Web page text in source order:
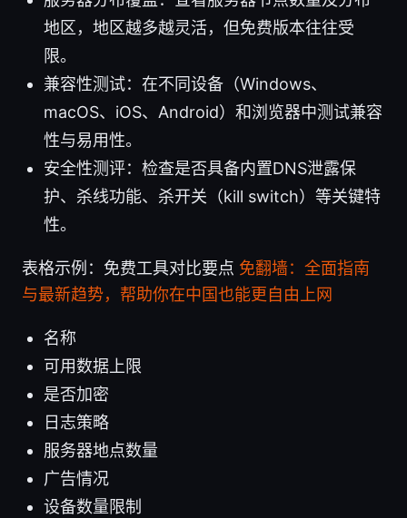
地区，地区越多越灵活，但免费版本往往受
限。
兼容性测试：在不同设备（Windows、
macOS、iOS、Android）和浏览器中测试兼容
性与易用性。
安全性测评：检查是否具备内置DNS泄露保
护、杀线功能、杀开关（kill switch）等关键特
性。
表格示例：免费工具对比要点 免翻墙：全面指南
与最新趋势，帮助你在中国也能更自由上网
名称
可用数据上限
是否加密
日志策略
服务器地点数量
广告情况
设备数量限制